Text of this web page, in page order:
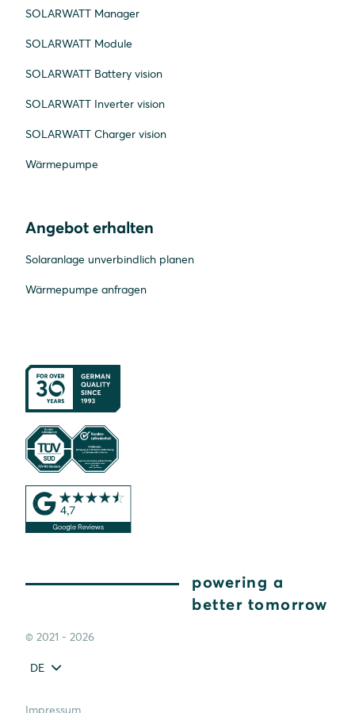
SOLARWATT Manager
SOLARWATT Module
SOLARWATT Battery vision
SOLARWATT Inverter vision
SOLARWATT Charger vision
Wärmepumpe
Angebot erhalten
Solaranlage unverbindlich planen
Wärmepumpe anfragen
powering a
better tomorrow
© 2021 - 2026
DE
Impressum